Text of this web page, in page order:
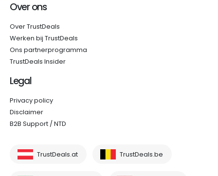
Over ons
Over TrustDeals
Werken bij TrustDeals
Ons partnerprogramma
TrustDeals Insider
Legal
Privacy policy
Disclaimer
B2B Support / NTD
TrustDeals.at TrustDeals.be